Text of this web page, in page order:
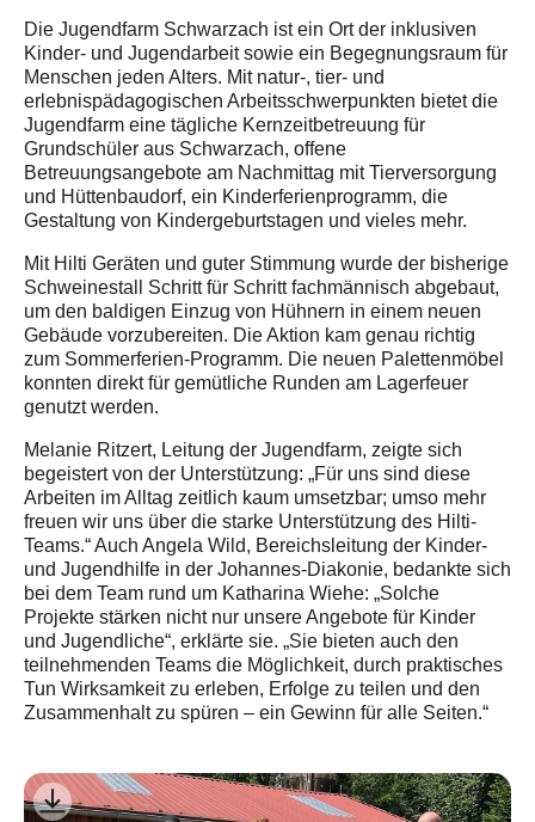
Die Jugendfarm Schwarzach ist ein Ort der inklusiven
Kinder- und Jugendarbeit sowie ein Begegnungsraum für
Menschen jeden Alters. Mit natur-, tier- und
erlebnispädagogischen Arbeitsschwerpunkten bietet die
Jugendfarm eine tägliche Kernzeitbetreuung für
Grundschüler aus Schwarzach, offene
Betreuungsangebote am Nachmittag mit Tierversorgung
und Hüttenbaudorf, ein Kinderferienprogramm, die
Gestaltung von Kindergeburtstagen und vieles mehr.
Mit Hilti Geräten und guter Stimmung wurde der bisherige
Schweinestall Schritt für Schritt fachmännisch abgebaut,
um den baldigen Einzug von Hühnern in einem neuen
Gebäude vorzubereiten. Die Aktion kam genau richtig
zum Sommerferien-Programm. Die neuen Palettenmöbel
konnten direkt für gemütliche Runden am Lagerfeuer
genutzt werden.
Melanie Ritzert, Leitung der Jugendfarm, zeigte sich
begeistert von der Unterstützung: „Für uns sind diese
Arbeiten im Alltag zeitlich kaum umsetzbar; umso mehr
freuen wir uns über die starke Unterstützung des Hilti-
Teams.“ Auch Angela Wild, Bereichsleitung der Kinder-
und Jugendhilfe in der Johannes-Diakonie, bedankte sich
bei dem Team rund um Katharina Wiehe: „Solche
Projekte stärken nicht nur unsere Angebote für Kinder
und Jugendliche“, erklärte sie. „Sie bieten auch den
teilnehmenden Teams die Möglichkeit, durch praktisches
Tun Wirksamkeit zu erleben, Erfolge zu teilen und den
Zusammenhalt zu spüren – ein Gewinn für alle Seiten.“